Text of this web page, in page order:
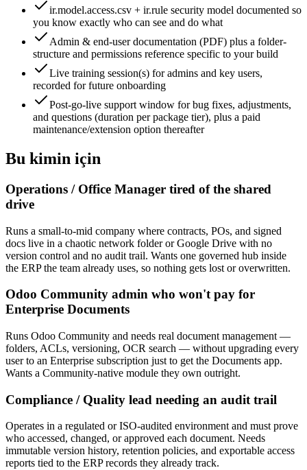
ir.model.access.csv + ir.rule security model documented so
you know exactly who can see and do what
Admin & end-user documentation (PDF) plus a folder-
structure and permissions reference specific to your build
Live training session(s) for admins and key users,
recorded for future onboarding
Post-go-live support window for bug fixes, adjustments,
and questions (duration per package tier), plus a paid
maintenance/extension option thereafter
Bu kimin için
Operations / Office Manager tired of the shared
drive
Runs a small-to-mid company where contracts, POs, and signed
docs live in a chaotic network folder or Google Drive with no
version control and no audit trail. Wants one governed hub inside
the ERP the team already uses, so nothing gets lost or overwritten.
Odoo Community admin who won't pay for
Enterprise Documents
Runs Odoo Community and needs real document management —
folders, ACLs, versioning, OCR search — without upgrading every
user to an Enterprise subscription just to get the Documents app.
Wants a Community-native module they own outright.
Compliance / Quality lead needing an audit trail
Operates in a regulated or ISO-audited environment and must prove
who accessed, changed, or approved each document. Needs
immutable version history, retention policies, and exportable access
reports tied to the ERP records they already track.